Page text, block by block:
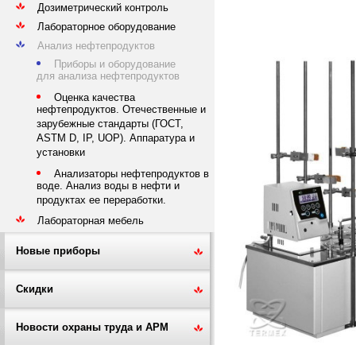
Дозиметрический контроль
Лабораторное оборудование
Анализ нефтепродуктов
Приборы и оборудование
для анализа нефтепродуктов
Оценка качества
нефтепродуктов. Отечественные и
зарубежные стандарты (ГОСТ,
ASTM D, IP, UOP). Аппаратура и
установки
Анализаторы нефтепродуктов в
воде. Анализ воды в нефти и
продуктах ее переработки.
Лабораторная мебель
Новые приборы
Скидки
Новости охраны труда и АРМ